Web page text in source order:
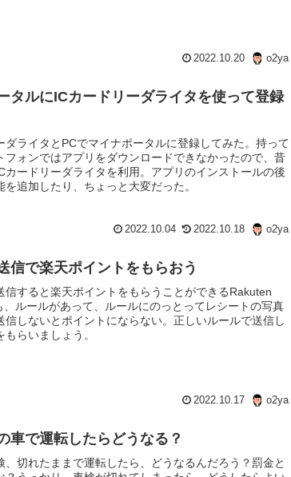
2022.10.20 o2ya
タルにICカードリーダライタを使って登録
ダライタとPCでマイナポータルに登録してみた。持って
フォンではアプリをダウンロードできなかったので、昔
カードリーダライタを利用。アプリのインストールの後
を追加したり、ちょっと大変だった。
2022.10.04 2022.10.18 o2ya
信で楽天ポイントをもらおう
信すると楽天ポイントをもらうことができるRakuten
、ルールがあって、ルールにのっとってレシートの写真
信しないとポイントにならない。正しいルールで送信し
もらいましょう。
2022.10.17 o2ya
車で運転したらどうなる？
、切れたままで運転したら、どうなるんだろう？罰金と